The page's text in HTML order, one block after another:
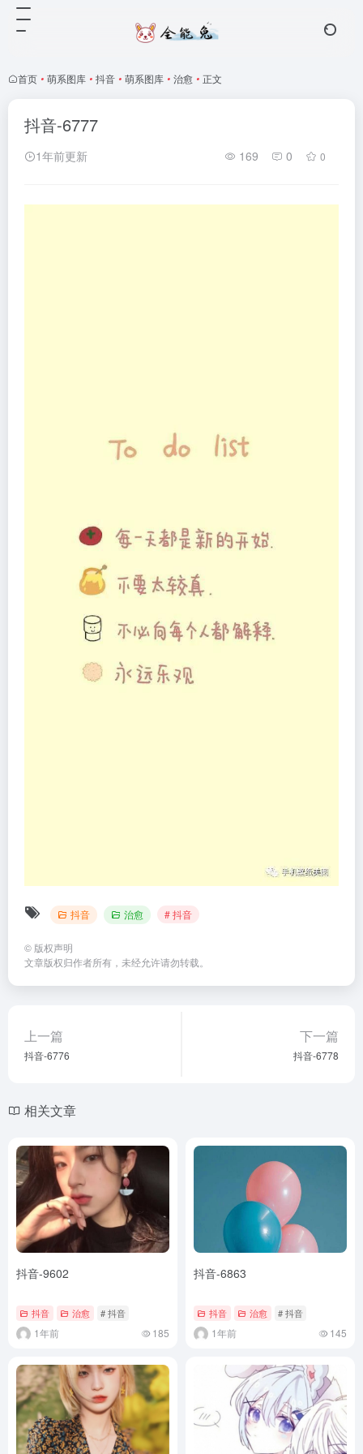
首页 • 萌系图库 • 抖音 • 萌系图库 • 治愈 • 正文
抖音-6777
1年前更新 169 0 0
抖音 治愈 # 抖音
© 版权声明
文章版权归作者所有，未经允许请勿转载。
上一篇
抖音-6776
下一篇
抖音-6778
相关文章
抖音-9602
抖音 治愈 # 抖音
1年前 185
抖音-6863
抖音 治愈 # 抖音
1年前 145